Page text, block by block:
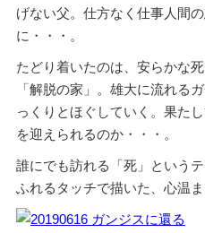
げない父。仕方なく仕事人間
に・・・。
たどり着いたのは、安らかな
「解脱の家」。雄大に流れる
っくりとほぐしていく。果た
を迎えられるのか・・・。
誰にでも訪れる「死」という
ふれるタッチで描いた、心温ま